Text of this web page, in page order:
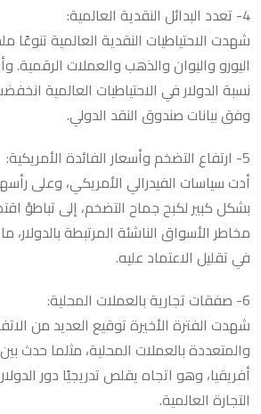
4- تعدد البدائل النقدية العالمية:
شهدت الاحتياطيات النقدية العالمية
اليورو واليوان والذهب والعملات الرقمية.
وفق بيانات صندوق النقد الدولي.
5- ارتفاع التضخم وأسعار الفائدة الأمريكية:
أدت سياسات الفيدرالي الأمريكي، وعلى
بشكل كبير لكبح جماح التضخم، إلى تباطؤ
مخاطر الأسواق الناشئة المرتبطة بالدولار،
في تقليل الاعتماد عليه.
6- صفقات تجارية بالعملات المحلية:
شهدت الفترة الأخيرة توقيع العديد من
والمتعددة بالعملات المحلية، مثلما حدث
أفريقيا، وهو اتجاه يقلص تدريجيًا دور
التجارة العالمية.